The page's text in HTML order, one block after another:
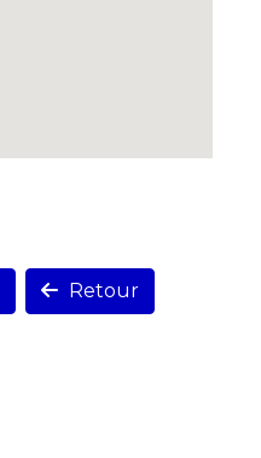
Retour